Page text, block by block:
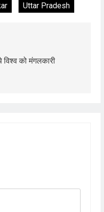
Uttar Pradesh
विश्व को मंगलकारी